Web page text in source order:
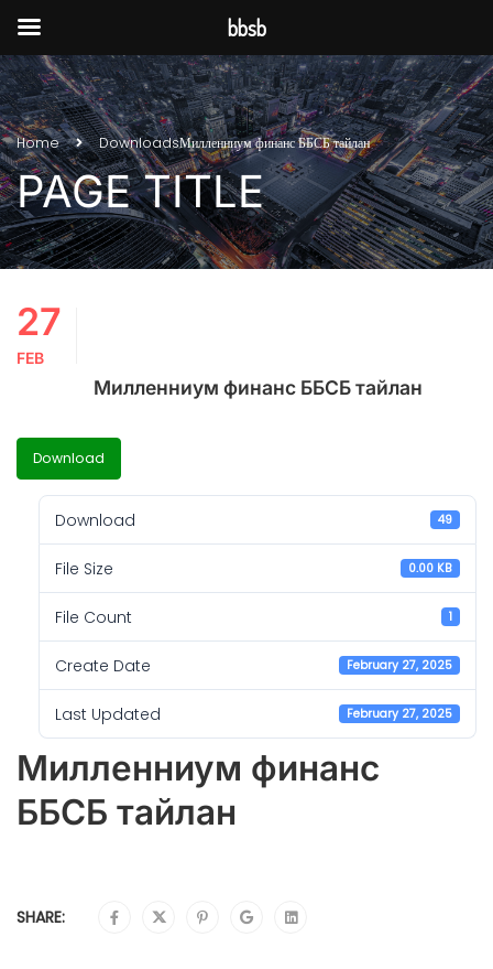
Home DownloadsМилленниум финанс ББСБ тайлан
PAGE TITLE
27
FEB
Милленниум финанс ББСБ тайлан
Download
Download 49
File Size 0.00 KB
File Count 1
Create Date February 27, 2025
Last Updated February 27, 2025
Милленниум финанс
ББСБ тайлан
SHARE:
bbsb